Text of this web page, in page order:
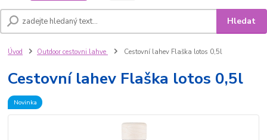
Hledat
Úvod Outdoor cestovni lahve Cestovní lahev Flaška lotos 0,5l
Cestovní lahev Flaška lotos 0,5l
Novinka